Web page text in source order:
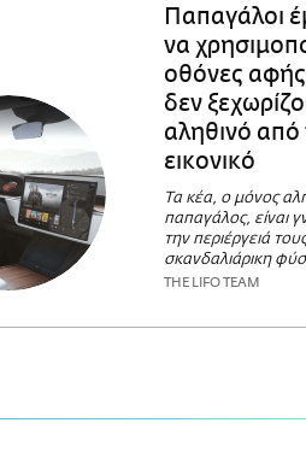
Παπαγάλοι
να
οθόνες
δεν
αληθινό από
εικονικό
Τα κέα, ο μόνος
παπαγάλος, είναι
την περιέργειά
σκανδαλιάρικη
THE LIFO TEAM